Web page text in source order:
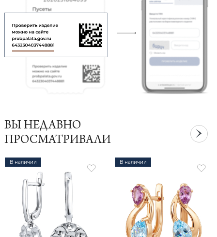
ВЫ НЕДАВНО
ПРОСМАТРИВАЛИ
В наличии В наличии